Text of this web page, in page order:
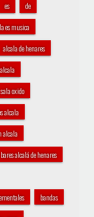
es de
es musica
alcala de henares
sala oxido
alcala
alcala
bares alcalá de henares
bandas